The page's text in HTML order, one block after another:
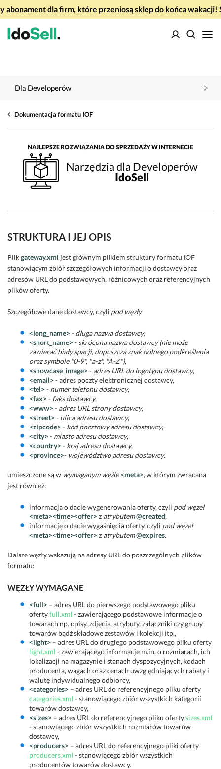
abonament dla firm, które przeniosą sklep do końca wakacji!
Dla Developerów
Dokumentacja formatu IOF
NAJLEPSZE ROZWIĄZANIA DO SPRZEDAŻY W INTERNECIE
Narzędzia dla Developerów
IdoSell
STRUKTURA I JEJ OPIS
Plikgateway.xml jest głównym plikiem struktury formatu IOF
stanowiącym zbiór szczegółowych informacji o dostawcy oraz
adresów URL do podstawowych, różnicowych oraz referencyjnych
plików oferty.
Szczegółowe dane dostawcy, czyli pod węzły
<long_name> - długa nazwa dostawcy,
<short_name> - skrócona nazwa dostawcy (nie może
zawierać biały spacji, dopuszcza znak dolnego podkreślenia
oraz symbole "0-9", "a-z", "A-Z"),
<showcase_image> - adres URL do logotypu dostawcy,
<email> - adres poczty elektronicznej dostawcy,
<tel> - numer telefonu dostawcy,
<fax> - faks dostawcy,
<www> - adres URL strony dostawcy,
<street> - ulica adresu dostawcy,
<zipcode> - kod pocztowy adresu dostawcy,
<city> - miasto adresu dostawcy,
<country> - kraj adresu dostawcy,
<province>- województwo adresu dostawcy.
umieszczone są w wymaganym węźle <meta>, w którym zwracana
jest również:
informacja o dacie wygenerowania oferty, czyli pod węzeł
<meta><time><offer> z atrybutem@created,
informację o dacie wygaśnięcia oferty, czyli pod węzeł
<meta><time><offer> z atrybutem@expires.
Dalsze węzły wskazują na adresy URL do poszczególnych plików
formatu:
WĘZŁY WYMAGANE
<full> – adres URL do pierwszego podstawowego pliku
ofertyfull.xml - zawierającego podstawowe informacje o
towarach np. opisy, zdjęcia, atrybuty, załączniki czy grupy
towarów bądź składowe zestawów i kolekcji itp.,
<light> – adres URL do drugiego podstawowego pliku oferty
light.xml - zawierającego informacje m.in. o rozmiarach, ich
lokalizacji na magazynie i stanach dyspozycyjnych, kodach
producenta, wagach oraz cenach uwzględniających rabaty i
walutę indywidualnego odbiorcy,
<categories> – adres URL do referencyjnego pliku oferty
categories.xml - stanowiącego zbiór wszystkich kategorii
towarów dostawcy,
<sizes> – adres URL do referencyjnego pliku ofertysizes.xml
- stanowiącego zbiór wszystkich rozmiarów towarów
dostawcy,
<producers> – adres URL do referencyjnego pliki oferty
producers.xml - stanowiącego zbiór wszystkich
producentów towarów dostawcy.